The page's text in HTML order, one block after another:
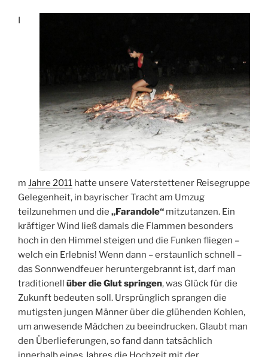
m Jahre 2011 hatte unsere Vaterstettener Reisegruppe
Gelegenheit, in bayrischer Tracht am Umzug
teilzunehmen und die „Farandole“ mitzutanzen. Ein
kräftiger Wind ließ damals die Flammen besonders
hoch in den Himmel steigen und die Funken fliegen –
welch ein Erlebnis! Wenn dann – erstaunlich schnell –
das Sonnwendfeuer heruntergebrannt ist, darf man
traditionell über die Glut springen, was Glück für die
Zukunft bedeuten soll. Ursprünglich sprangen die
mutigsten jungen Männer über die glühenden Kohlen,
um anwesende Mädchen zu beeindrucken. Glaubt man
den Überlieferungen, so fand dann tatsächlich